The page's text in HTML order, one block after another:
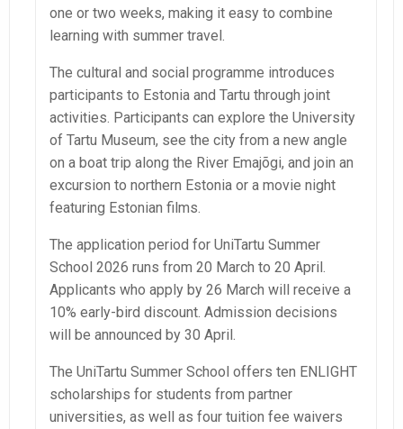
one or two weeks, making it easy to combine
learning with summer travel.
The cultural and social programme introduces
participants to Estonia and Tartu through joint
activities. Participants can explore the University
of Tartu Museum, see the city from a new angle
on a boat trip along the River Emajõgi, and join an
excursion to northern Estonia or a movie night
featuring Estonian films.
The application period for UniTartu Summer
School 2026 runs from 20 March to 20 April.
Applicants who apply by 26 March will receive a
10% early-bird discount. Admission decisions
will be announced by 30 April.
The UniTartu Summer School offers ten ENLIGHT
scholarships for students from partner
universities, as well as four tuition fee waivers